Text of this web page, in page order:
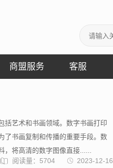
商盟服务 客服
括艺术和书画领域。数字书画打印
了书画复制和传播的重要手段。数
将高清的数字图像直接......
2023-12-16
阅读量：5704